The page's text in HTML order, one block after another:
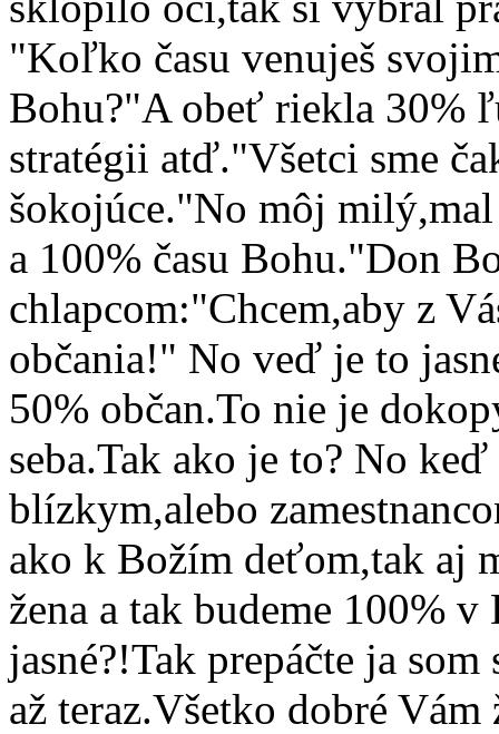
"Koľko času venuješ
Bohu?"A obeť riekla 30%
stratégii atď."Všetci sme
šokojúce."No môj
a 100% času Bohu."Don
chlapcom:"Chcem,aby z
občania!" No veď je to
50% občan.To nie je
seba.Tak ako je to? No
blízkym,alebo
ako k Božím deťom,tak aj
žena a tak budeme 100%
jasné?!Tak prepáčte ja
až teraz.Všetko dobré Vám